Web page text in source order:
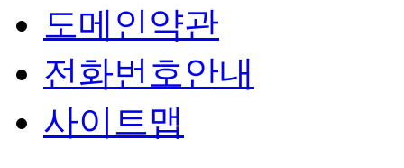
도메인약관
전화번호안내
사이트맵